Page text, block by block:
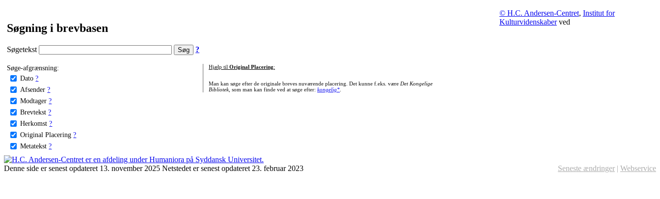
Søgning i brevbasen
Søgetekst ?
Søge-afgrænsning:
Dato ?
Afsender ?
Modtager ?
Brevtekst ?
Herkomst ?
Original Placering ?
Metatekst ?
Hjælp til Original Placering:
Man kan søge efter de originale breves nuværende placering. Det kunne f.eks. være Det Kongelige
Bibliotek, som man kan finde ved at søge efter: kongelig*.
© H.C. Andersen-Centret, Institut for
Kulturvidenskaberved
Denne side er senest opdateret 13. november 2025 Netstedet er senest opdateret 23. februar 2023 Seneste ændringer | Webservice